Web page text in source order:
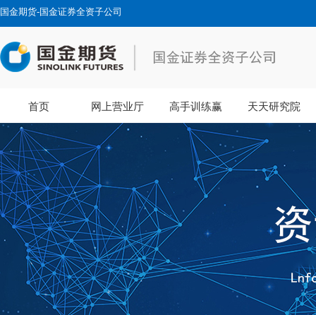
国金期货-国金证券全资子公司
首页 网上营业厅 高手训练赢 天天研究院